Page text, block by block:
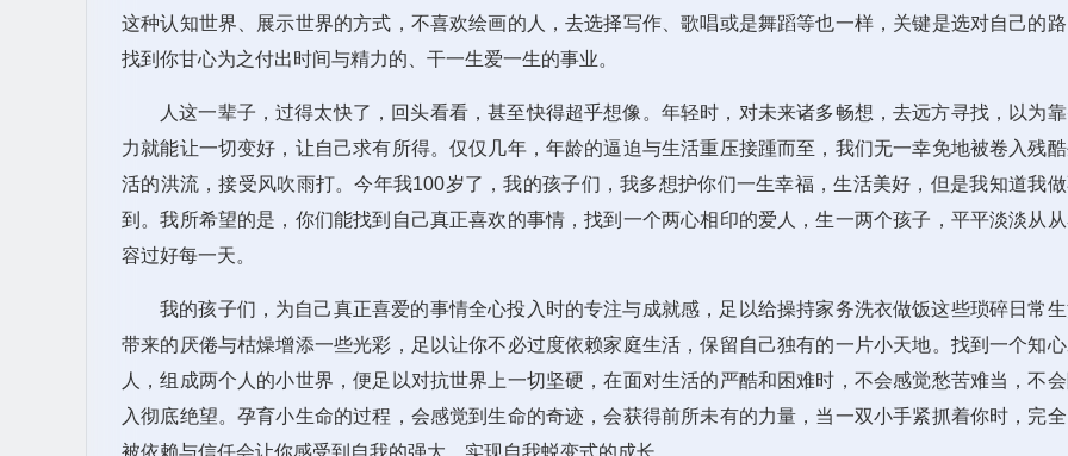
这种认知世界、展示世界的方式，不喜欢绘画的人，去选择写作、歌唱或是舞蹈等也一样，关键是选对自己的路
找到你甘心为之付出时间与精力的、干一生爱一生的事业。
人这一辈子，过得太快了，回头看看，甚至快得超乎想像。年轻时，对未来诸多畅想，去远方寻找，以为
力就能让一切变好，让自己求有所得。仅仅几年，年龄的逼迫与生活重压接踵而至，我们无一幸免地被卷入残
活的洪流，接受风吹雨打。今年我100岁了，我的孩子们，我多想护你们一生幸福，生活美好，但是我知道我
到。我所希望的是，你们能找到自己真正喜欢的事情，找到一个两心相印的爱人，生一两个孩子，平平淡淡从
容过好每一天。
我的孩子们，为自己真正喜爱的事情全心投入时的专注与成就感，足以给操持家务洗衣做饭这些琐碎日常
带来的厌倦与枯燥增添一些光彩，足以让你不必过度依赖家庭生活，保留自己独有的一片小天地。找到一个知
人，组成两个人的小世界，便足以对抗世界上一切坚硬，在面对生活的严酷和困难时，不会感觉愁苦难当，不
入彻底绝望。孕育小生命的过程，会感觉到生命的奇迹，会获得前所未有的力量，当一双小手紧抓着你时，完